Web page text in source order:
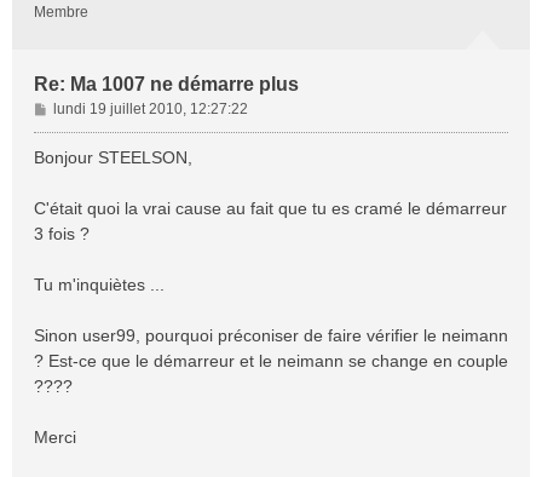
Membre
Re: Ma 1007 ne démarre plus
M
e
s
g
e
lundi 19 juillet 2010, 12:27:22
Bonjour STEELSON,
C'était quoi la vrai cause au fait que tu es cramé le démarreur
3 fois ?
Tu m'inquiètes ...
Sinon user99, pourquoi préconiser de faire vérifier le neimann
? Est-ce que le démarreur et le neimann se change en couple
????
Merci